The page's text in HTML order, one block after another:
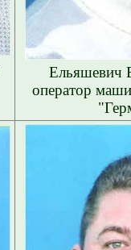
Ельяшевич
оператор